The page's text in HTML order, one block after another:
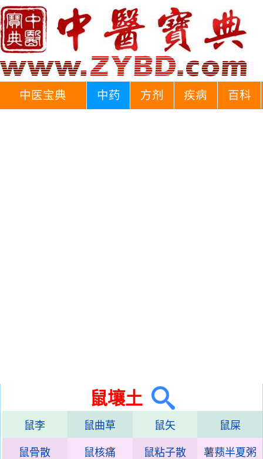
中医宝典 中药 方剂 疾病 百科
鼠壤土
鼠李 鼠曲草 鼠矢 鼠屎
鼠骨散 鼠核痛 鼠粘子散 薯蓣半夏粥